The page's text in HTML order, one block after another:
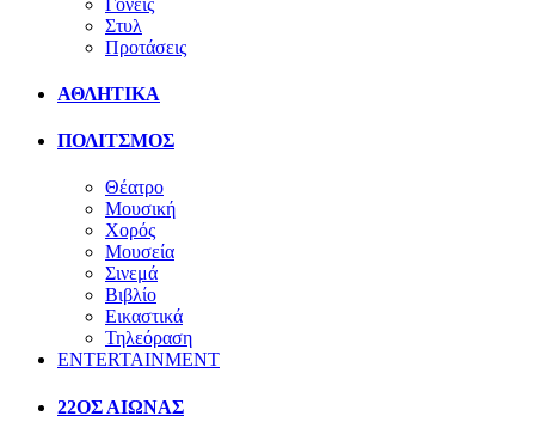
Στυλ
Προτάσεις
ΑΘΛΗΤΙΚΑ
ΠΟΛΙΤΣΜΟΣ
Θέατρο
Μουσική
Χορός
Μουσεία
Σινεμά
Βιβλίο
Εικαστικά
Τηλεόραση
ENTERTAINMENT
22ΟΣ ΑΙΩΝΑΣ